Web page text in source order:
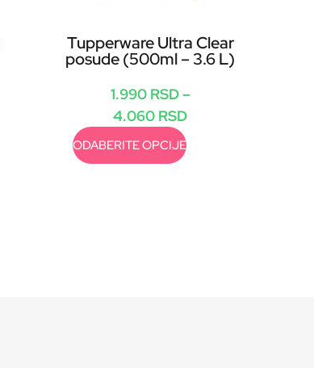
Tupperware Ultra Clear
posude (500ml – 3.6 L)
1.990 RSD–
4.060 RSD
ODABERITE OPCIJE